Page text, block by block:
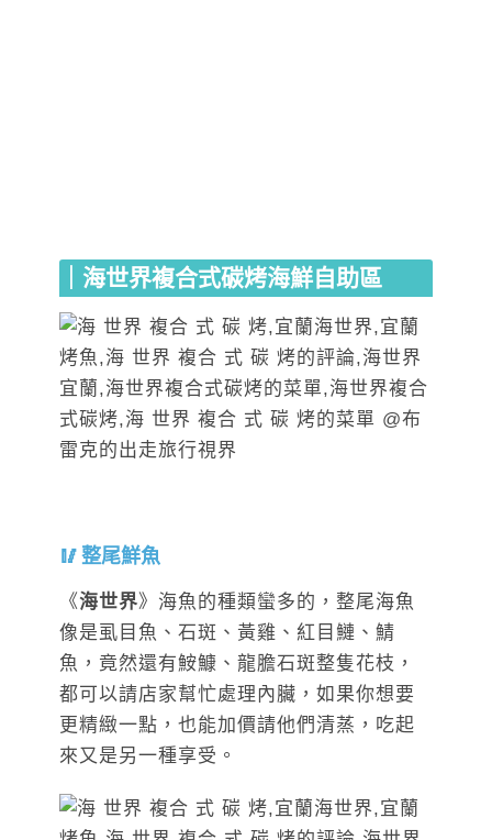
｜海世界複合式碳烤海鮮自助區
整尾鮮魚
《海世界》海魚的種類蠻多的，整尾海魚
像是虱目魚、石斑、黃雞、紅目鰱、鯖
魚，竟然還有鮟鱇、龍膽石斑整隻花枝，
都可以請店家幫忙處理內臟，如果你想要
更精緻一點，也能加價請他們清蒸，吃起
來又是另一種享受。